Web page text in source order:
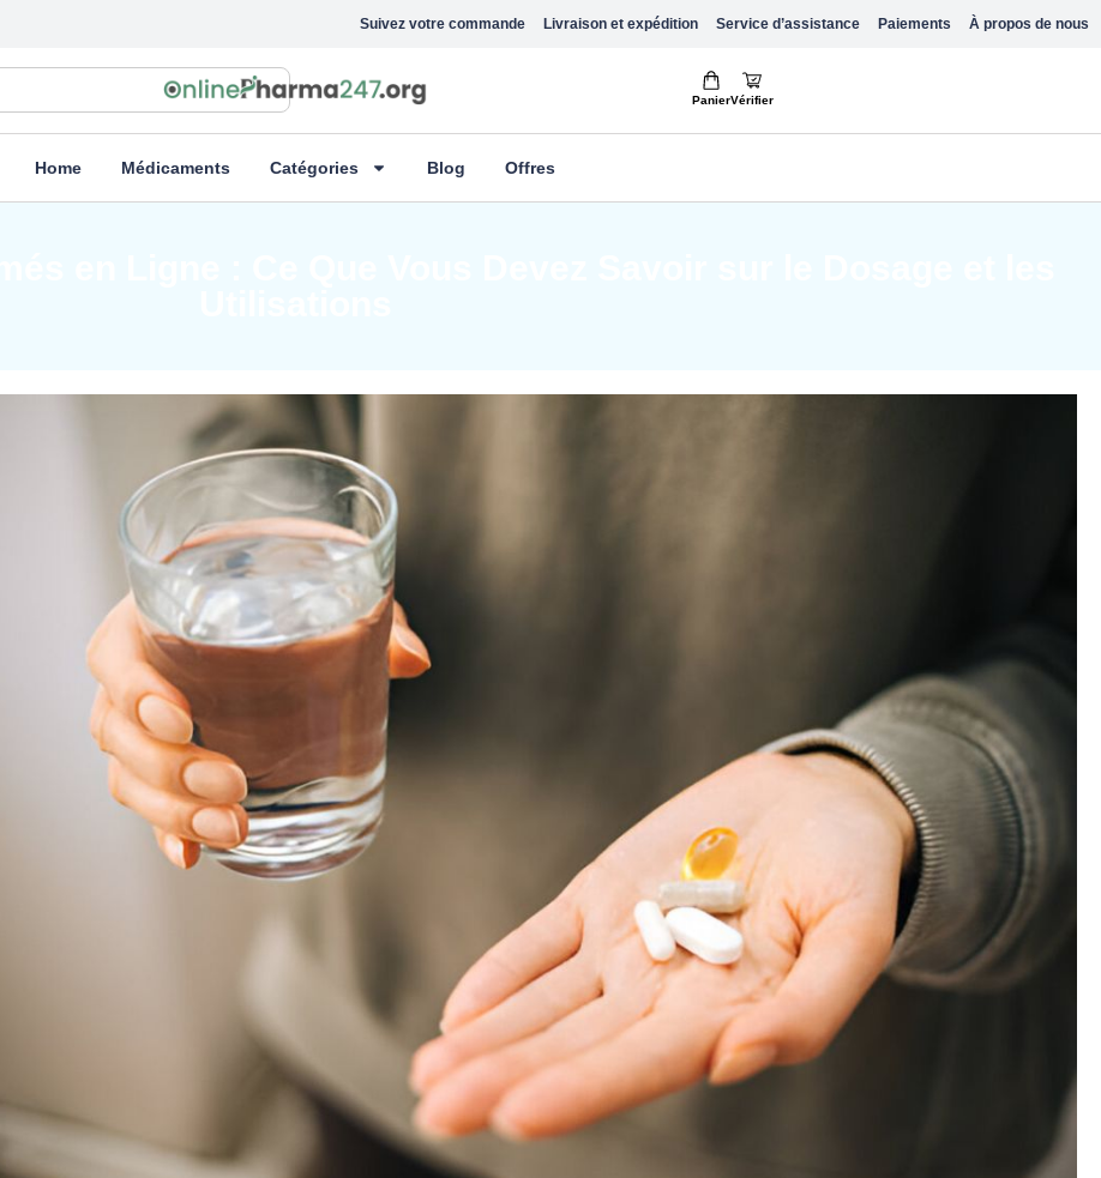
Suivez votre commande Livraison et expédition Service d’assistance Paiements À propos de nous
PanierVérifier
Home Médicaments Catégories Blog Offres